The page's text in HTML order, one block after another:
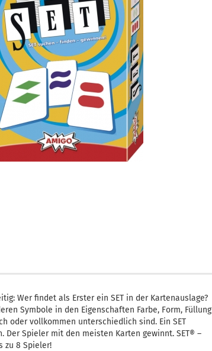
Wer findet als Erster ein SET in der Kartenauslage?
Symbole in den Eigenschaften Farbe, Form, Füllung
oder vollkommen unterschiedlich sind. Ein SET
Spieler mit den meisten Karten gewinnt. SET® –
zu 8 Spieler!